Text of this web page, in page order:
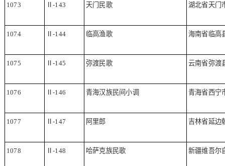
1073 -143 天门民歌 湖北省天门
1074 -144 临高渔歌 海南省临高
1075 -145 弥渡民歌 云南省弥渡
1076 -146 青海汉族民间小调 青海省西宁
1077 -147 阿里郎 吉林省延边
1078 -148 哈萨克族民歌 新疆维吾尔